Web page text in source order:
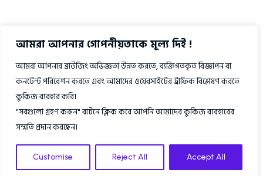
আমরা আপনার গোপনীয়তাকে মূল্য দিই !
আমরা আপনার ব্রাউজিং অভিজ্ঞতা উন্নত করতে, ব্যক্তিগতকৃত বিজ্ঞাপন বা
কনটেন্ট পরিবেশন করতে এবং আমাদের ওয়েবসাইটের ট্রাফিক বিশ্লেষণ করতে
কুকিজ ব্যবহার করি।
"সবগুলো গ্রহণ করুন" বাটনে ক্লিক করে আপনি আমাদের কুকিজ ব্যবহারের
সম্মতি প্রদান করছেন।
Customise Reject All Accept All